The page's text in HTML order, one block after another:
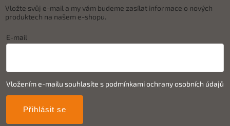
Vložte svůj e-mail a my vám budeme zasílat informace o nových
produktech na našem e-shopu.
E-mail
Vložením e-mailu souhlasíte s podmínkami ochrany osobních údajů
Přihlásit se